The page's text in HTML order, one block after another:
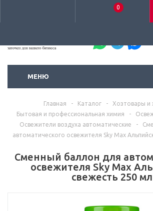
0
МЕНЮ
Главная - Каталог - Хозтовары и
Бытовая и профессиональная химия
-
Освежители воздуха автоматические
-
автоматического освежителя Sky Max
Сменный баллон для
освежителя Sky Max
свежесть 250 мл